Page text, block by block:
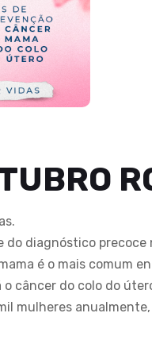
do diagnóstico precoce
é o mais comum
câncer do colo do
mulheres